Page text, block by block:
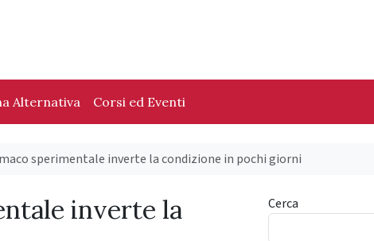
Alternativa Corsi ed Eventi
sperimentale inverte la condizione in pochi giorni
inverte la
Cerca